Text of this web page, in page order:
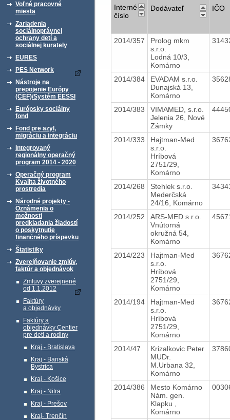
Voľné pracovné
miesta
Zariadenia
sociálnoprávnej
ochrany detí a
sociálnej kurately
EURES
PES Network
Nástroje na
prepojenie Európy
(CEF)/Systém EESSI
Európsky sociálny
fond
Fond pre azyl,
migráciu a integráciu
Integrovaný
regionálny operačný
program 2014 - 2020
Operačný program
Kvalita životného
prostredia
Národné projekty -
Oznámenia o
možnosti
predkladania žiadostí
o poskytnutie
finančného príspevku
Štatistiky
Zverejňovanie zmlúv,
faktúr a objednávok
Zmluvy zverejnené
od 1.1.2012
Faktúry
a objednávky
Faktúry a
objednávky Centier
pre deti a rodiny
Kraj - Bratislava
Kraj - Banská
Bystrica
Kraj - Košice
Kraj - Nitra
Kraj - Prešov
Kraj- Trenčín
Interné
číslo
Dodávateľ IČO
2014/357
Prolog mkm
s.r.o.
Lodná 10/3,
Komárno
2014/384
EVADAM s.r.o.
Dunajská 13,
Komárno
2014/383
VIMAMED, s.r.o.
Jelenia 26, Nové
Zámky
2014/333
Hajtman-Med
s.r.o.
Hríbová
2751/29,
Komárno
2014/268
Stehlek s.r.o.
Mederčská
24/16, Komárno
2014/252
ARS-MED s.r.o.
Vnútorná
okružná 54,
Komárno
2014/223
Hajtman-Med
s.r.o.
Hríbová
2751/29,
Komárno
2014/194
Hajtman-Med
s.r.o.
Hríbová
2751/29,
Komárno
2014/47
Krizalkovic Peter
MUDr.
M.Urbana 32,
Komárno
2014/386
Mesto Komárno
Nám. gen.
Klapku ,
Komárno